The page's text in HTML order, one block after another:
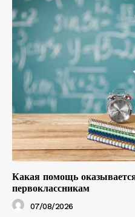
Какая помощь
первоклассникам
07/08/2026